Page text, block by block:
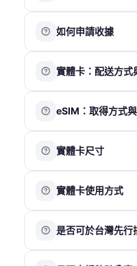
街口支付
登入後，您可於「訂單
如何申請收據
部將於 1～2 個工作天內
票。
每筆訂單僅開立一張電
收據品名統一為「上網
收據金額將以訂單實際
金額）。
實體卡：配送方式
日）。
7-11 店取（NT$70）：
宅配 – 台灣（NT$100）
宅配 – 香港澳門（
※ 實際送達時間請以物流
eSIM：取得方式
件寄送 QR Code。
若未在收件匣看到相關
實體卡尺寸
三種尺寸，並附卡針一
實體卡使用方式
的地前插卡 。
是否可於台灣先行